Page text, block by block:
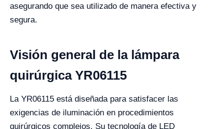
asegurando que sea utilizado de manera efectiva y
segura.
Visión general de la lámpara
quirúrgica YR06115
La YR06115 está diseñada para satisfacer las
exigencias de iluminación en procedimientos
quirúrgicos complejos. Su tecnología de LED